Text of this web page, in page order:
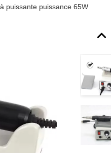
puissante puissance 65W